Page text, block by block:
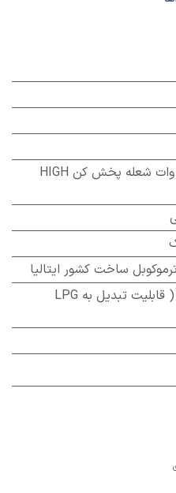
11.1 کیلو وات شعله پخش کن HIGH
ساخت کشور ایتالیا
گاز شهری CNG ( قابلیت تبدیل به LPG